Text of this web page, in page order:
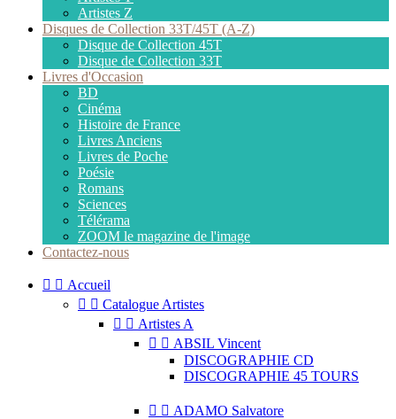
Artistes Z
Disques de Collection 33T/45T (A-Z)
Disque de Collection 45T
Disque de Collection 33T
Livres d'Occasion
BD
Cinéma
Histoire de France
Livres Anciens
Livres de Poche
Poésie
Romans
Sciences
Télérama
ZOOM le magazine de l'image
Contactez-nous
  Accueil
  Catalogue Artistes
  Artistes A
  ABSIL Vincent
DISCOGRAPHIE CD
DISCOGRAPHIE 45 TOURS
  ADAMO Salvatore